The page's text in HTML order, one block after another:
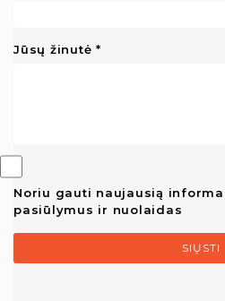
Jūsų žinutė
Noriu gauti naujausią
pasiūlymus ir nuolaidas
SIŲSTI